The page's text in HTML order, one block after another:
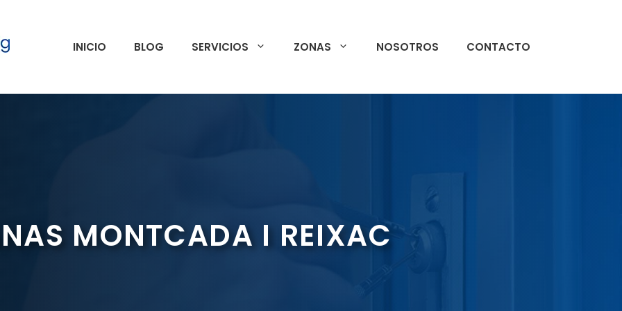
INICIO BLOG SERVICIOS ZONAS NOSOTROS CONTACTO
MONTCADA I REIXAC